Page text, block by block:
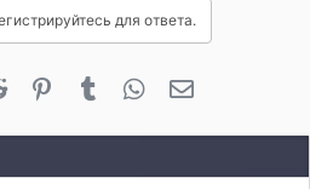
для ответа.
Reddit PinterestTumblr WhatsApp